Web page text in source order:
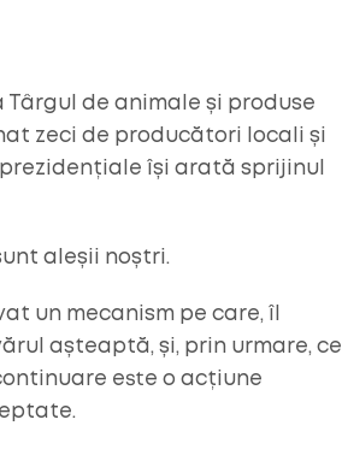
Târgul de animale și produse
zeci de producători locali și
își arată sprijinul
aleșii noștri.
un mecanism pe care, îl
așteaptă, și, prin urmare, ce
este o acțiune